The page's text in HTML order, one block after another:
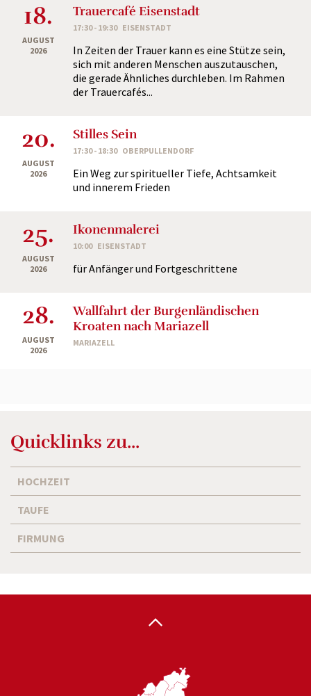
18.
AUGUST
2026
Trauercafé Eisenstadt
17:30 - 19:30 EISENSTADT
In Zeiten der Trauer kann es eine Stütze sein,
sich mit anderen Menschen auszutauschen,
die gerade Ähnliches durchleben. Im Rahmen
der Trauercafés...
20.
AUGUST
2026
Stilles Sein
17:30 - 18:30 OBERPULLENDORF
Ein Weg zur spiritueller Tiefe, Achtsamkeit
und innerem Frieden
25.
AUGUST
2026
Ikonenmalerei
10:00 EISENSTADT
für Anfänger und Fortgeschrittene
28.
AUGUST
2026
Wallfahrt der Burgenländischen
Kroaten nach Mariazell
MARIAZELL
Quicklinks zu...
HOCHZEIT
TAUFE
FIRMUNG